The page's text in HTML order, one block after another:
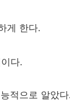
게 한다.
다.
적으로 알았다.